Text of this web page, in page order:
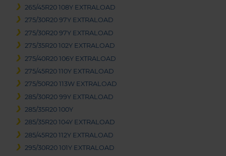
265/45R20 108Y EXTRALOAD
275/30R20 97Y EXTRALOAD
275/30R20 97Y EXTRALOAD
275/35R20 102Y EXTRALOAD
275/40R20 106Y EXTRALOAD
275/45R20 110Y EXTRALOAD
275/50R20 113W EXTRALOAD
285/30R20 99Y EXTRALOAD
285/35R20 100Y
285/35R20 104Y EXTRALOAD
285/45R20 112Y EXTRALOAD
295/30R20 101Y EXTRALOAD